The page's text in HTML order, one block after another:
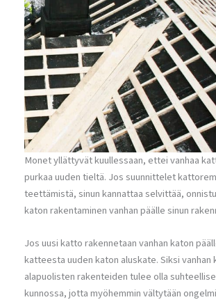
Monet yllättyvät kuullessaan, ettei vanhaa
purkaa uuden tieltä. Jos suunnittelet
teettämistä, sinun kannattaa selvittää,
katon rakentaminen vanhan päälle sinun
Jos uusi katto rakennetaan vanhan katon
katteesta uuden katon aluskate. Siksi vanhan
alapuolisten rakenteiden tulee olla
kunnossa, jotta myöhemmin vältytään